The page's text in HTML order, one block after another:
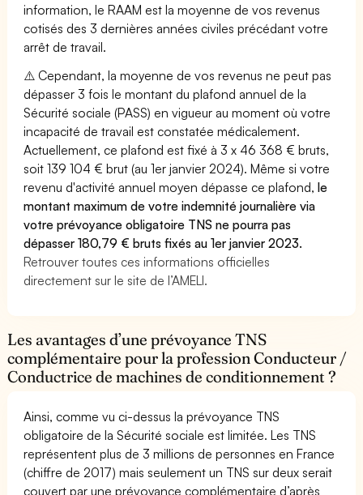
information, le RAAM est la moyenne de vos revenus
cotisés des 3 dernières années civiles précédant votre
arrêt de travail.
⚠️ Cependant, la moyenne de vos revenus ne peut pas
dépasser 3 fois le montant du plafond annuel de la
Sécurité sociale (PASS) en vigueur au moment où votre
incapacité de travail est constatée médicalement.
Actuellement, ce plafond est fixé à 3 x 46 368 € bruts,
soit 139 104 € brut (au 1er janvier 2024). Même si votre
revenu d'activité annuel moyen dépasse ce plafond,le
montant maximum de votre indemnité journalière via
votre prévoyance obligatoire TNS ne pourra pas
dépasser 180,79 € bruts fixés au 1er janvier 2023.
Retrouver toutes ces informations officielles
directement sur le site de l’AMELI.
Les avantages d’une prévoyance TNS
complémentaire pour la profession Conducteur /
Conductrice de machines de conditionnement ?
Ainsi, comme vu ci-dessus la prévoyance TNS
obligatoire de la Sécurité sociale est limitée. Les TNS
représentent plus de 3 millions de personnes en France
(chiffre de 2017) mais seulement un TNS sur deux serait
couvert par une prévoyance complémentaire d’après